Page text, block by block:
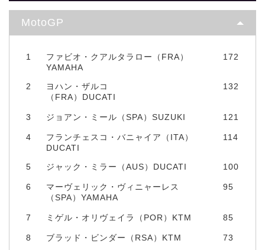
MotoGP
1
ファビオ・クアルタラロー（FRA）
YAMAHA
172
2
ヨハン・ザルコ
（FRA）DUCATI
132
3 ジョアン・ミール（SPA）SUZUKI 121
4
フランチェスコ・バニャイア（ITA）
DUCATI
114
5 ジャック・ミラー（AUS）DUCATI 100
6
マーヴェリック・ヴィニャーレス
（SPA）YAMAHA
95
7 ミゲル・オリヴェイラ（POR）KTM 85
8 ブラッド・ビンダー（RSA）KTM 73